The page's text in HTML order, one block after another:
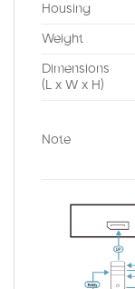
Housing
Weight
Dimensions
(L x W x H)
Note